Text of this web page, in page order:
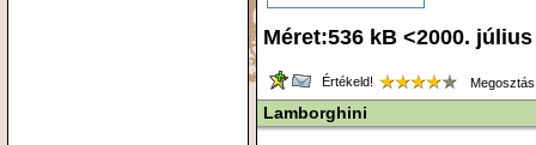
Méret:536 kB <2000.
Értékeld!
Lamborghini